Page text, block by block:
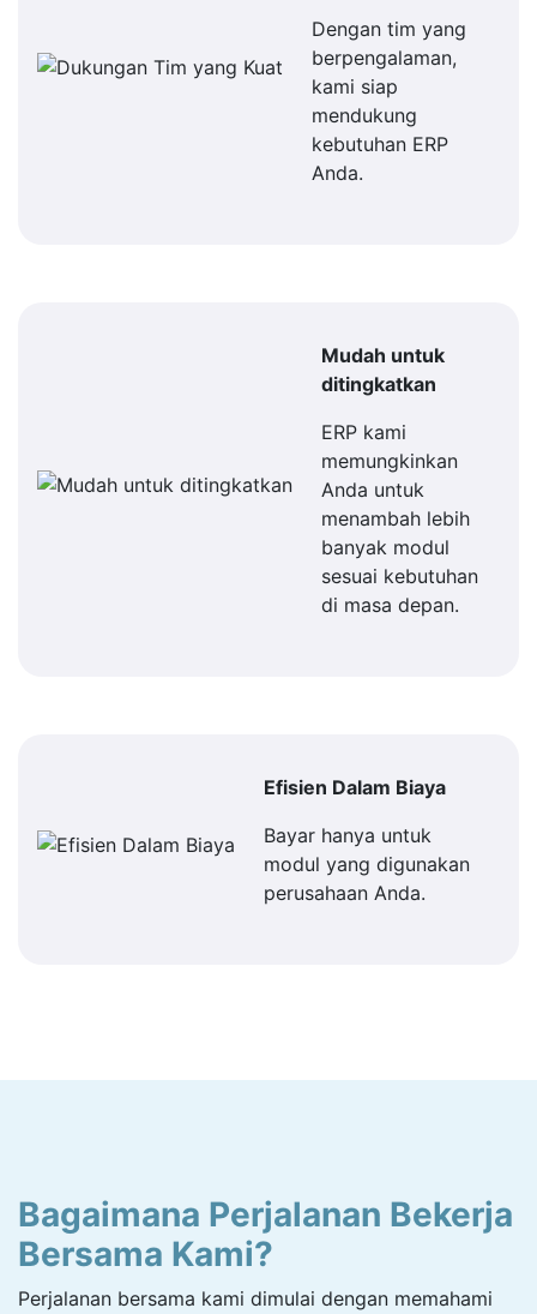
Dengan tim yang
berpengalaman,
kami siap
mendukung
kebutuhan ERP
Anda.
Mudah untuk
ditingkatkan
ERP kami
memungkinkan
Anda untuk
menambah lebih
banyak modul
sesuai kebutuhan
di masa depan.
Efisien Dalam Biaya
Bayar hanya untuk
modul yang digunakan
perusahaan Anda.
Bagaimana Perjalanan Bekerja
Bersama Kami?
Perjalanan bersama kami dimulai dengan memahami